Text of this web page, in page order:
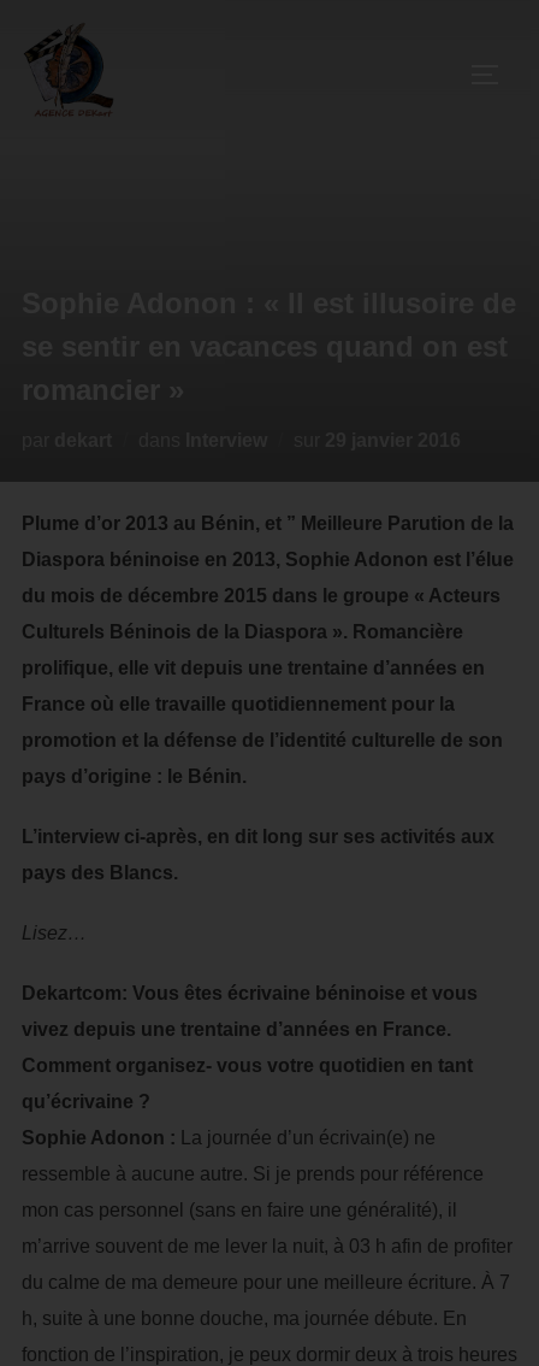
Plume d’or 2013 au Bénin, et ” Meilleure Parution de la
Diaspora béninoise en 2013, Sophie Adonon est l’élue
du mois de décembre 2015 dans le groupe « Acteurs
Culturels Béninois de la Diaspora ». Romancière
prolifique, elle vit depuis une trentaine d’années en
France où elle travaille quotidiennement pour la
promotion et la défense de l’identité culturelle de son
pays d’origine : le Bénin.
L’interview ci-après, en dit long sur ses activités aux
pays des Blancs.
Lisez…
Dekartcom: Vous êtes écrivaine béninoise et vous
vivez depuis une trentaine d’années en France.
Comment organisez- vous votre quotidien en tant
qu’écrivaine ?
Sophie Adonon : La journée d’un écrivain(e) ne
ressemble à aucune autre. Si je prends pour référence
mon cas personnel (sans en faire une généralité), il
m’arrive souvent de me lever la nuit, à 03 h afin de profiter
du calme de ma demeure pour une meilleure écriture. À 7
h, suite à une bonne douche, ma journée débute. En
fonction de l’inspiration, je peux dormir deux à trois heures